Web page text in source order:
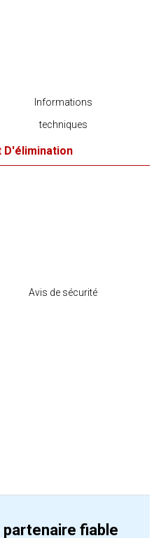
Informations
techniques
D'élimination
Avis de sécurité
fiable